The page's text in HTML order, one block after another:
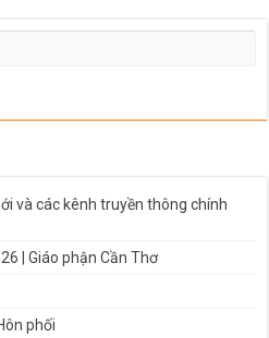
và các kênh truyền thông chính
| Giáo phận Cần Thơ
phối